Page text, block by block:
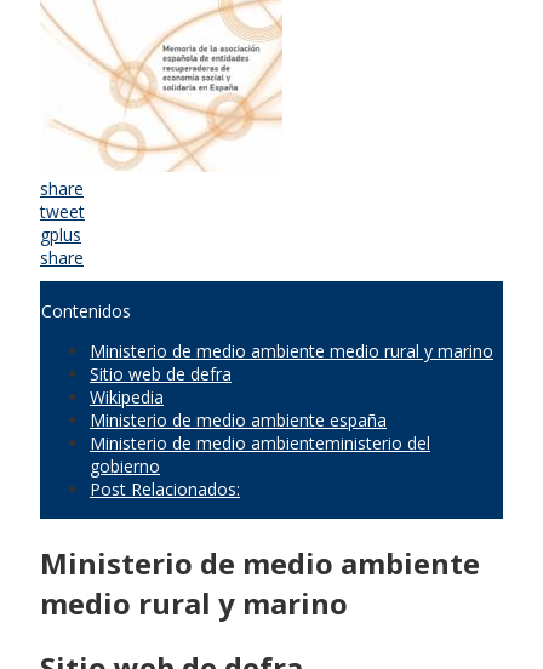
share
tweet
gplus
share
Contenidos
Ministerio de medio ambiente medio rural y marino
Sitio web de defra
Wikipedia
Ministerio de medio ambiente españa
Ministerio de medio ambienteministerio del
gobierno
Post Relacionados:
Ministerio de medio ambiente
medio rural y marino